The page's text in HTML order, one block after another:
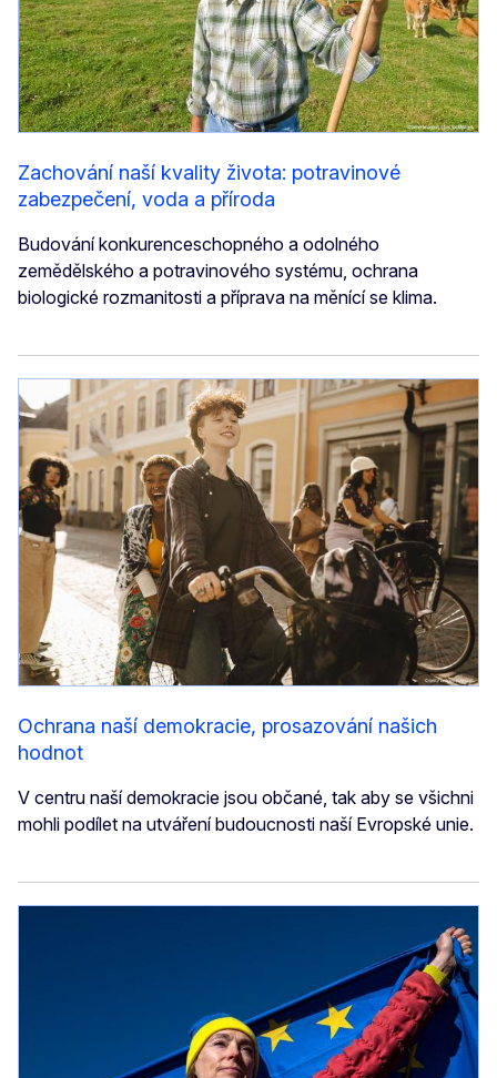
Zachování naší kvality života: potravinové
zabezpečení, voda a příroda
Budování konkurenceschopného a odolného
zemědělského a potravinového systému, ochrana
biologické rozmanitosti a příprava na měnící se klima.
Ochrana naší demokracie, prosazování našich
hodnot
V centru naší demokracie jsou občané, tak aby se všichni
mohli podílet na utváření budoucnosti naší Evropské unie.